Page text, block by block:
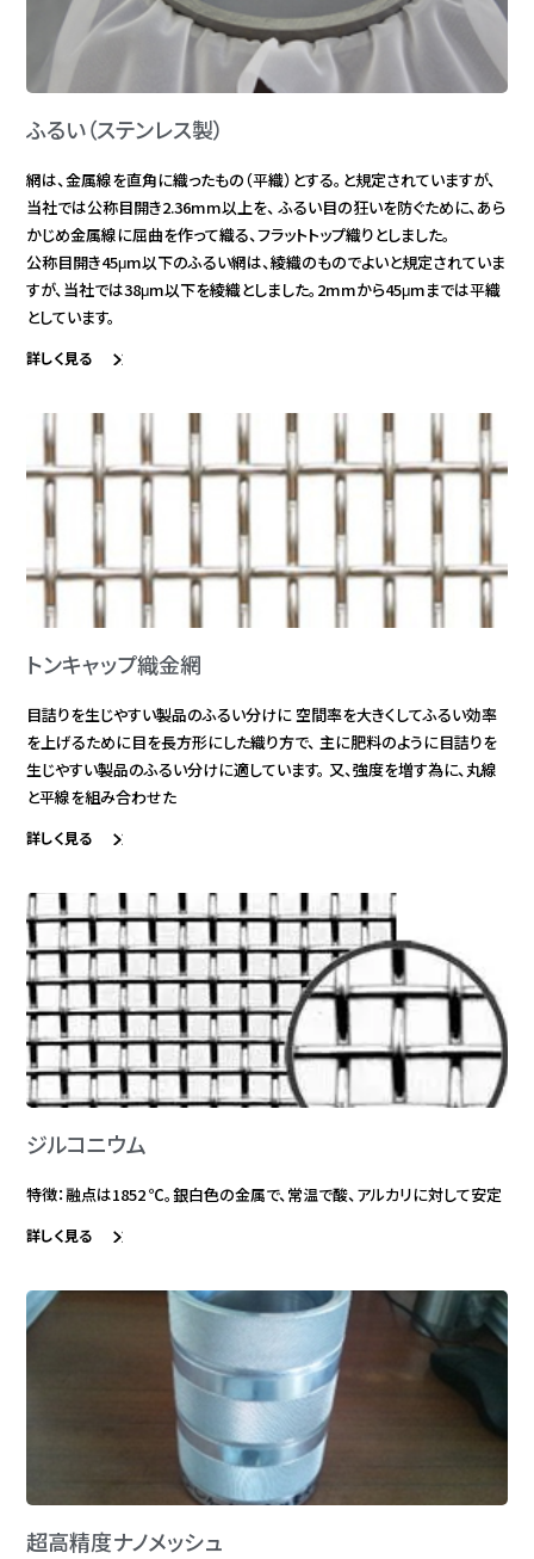
ふるい（ステンレス製）
網は、金属線を直角に織ったもの（平織）とする。と規定されていますが、
当社では公称目開き2.36mm以上を、 ふるい目の狂いを防ぐために、あら
かじめ金属線に屈曲を作って織る、フラットトップ織りとしました。
公称目開き45μm以下のふるい網は、綾織のものでよいと規定されていま
すが、当社では38μm以下を綾織としました。2mmから45μmまでは平織
としています。
詳しく見る
トンキャップ織金網
目詰りを生じやすい製品のふるい分けに 空間率を大きくしてふるい効率
を上げるために目を長方形にした織り方で、 主に肥料のように目詰りを
生じやすい製品のふるい分けに適しています。 又、強度を増す為に、丸線
と平線を組み合わせた
詳しく見る
ジルコニウム
特徴：融点は1852 ℃。銀白色の金属で、常温で酸、アルカリに対して安定
詳しく見る
超高精度ナノメッシュ